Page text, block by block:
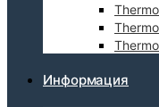
Информация